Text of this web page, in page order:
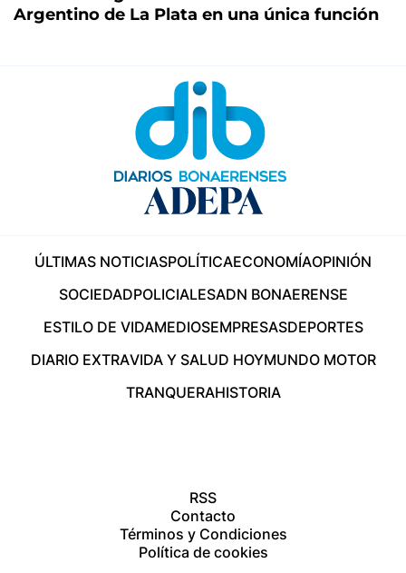
Argentino de La Plata en una única función
ÚLTIMAS NOTICIASPOLÍTICAECONOMÍAOPINIÓN
SOCIEDADPOLICIALESADN BONAERENSE
ESTILO DE VIDAMEDIOSEMPRESASDEPORTES
DIARIO EXTRAVIDA Y SALUD HOYMUNDO MOTOR
TRANQUERAHISTORIA
RSS
Contacto
Términos y Condiciones
Política de cookies